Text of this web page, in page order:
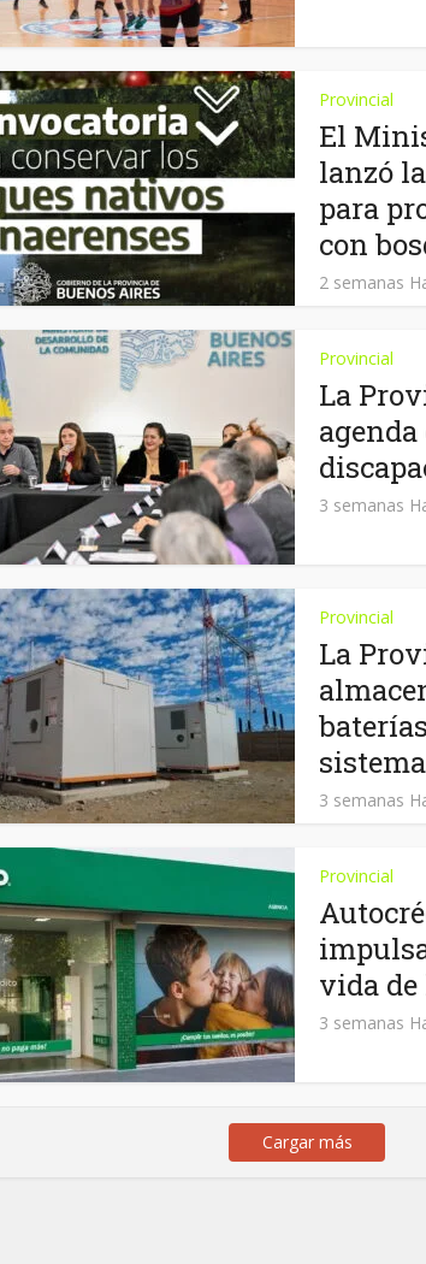
Provincial
El
lanzó
para
con
2 semanas
Provincial
La
3 semanas
Provincial
La
3 semanas
Provincial
vida
3 semanas
Cargar más